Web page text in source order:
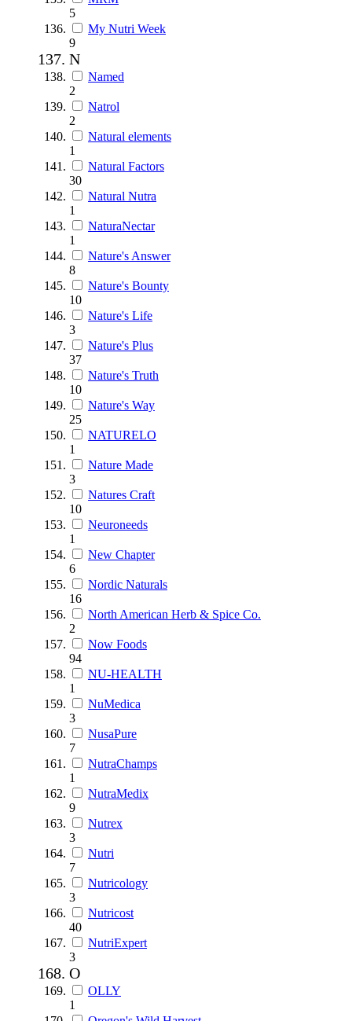
5
My Nutri Week
9
N
Named
2
Natrol
2
Natural elements
1
Natural Factors
30
Natural Nutra
1
NaturaNectar
1
Nature's Answer
8
Nature's Bounty
10
Nature's Life
3
Nature's Plus
37
Nature's Truth
10
Nature's Way
25
NATURELO
1
Nature Made
3
Natures Craft
10
Neuroneeds
1
New Chapter
6
Nordic Naturals
16
North American Herb & Spice Co.
2
Now Foods
94
NU-HEALTH
1
NuMedica
3
NusaPure
7
NutraChamps
1
NutraMedix
9
Nutrex
3
Nutri
7
Nutricology
3
Nutricost
40
NutriExpert
3
O
OLLY
1